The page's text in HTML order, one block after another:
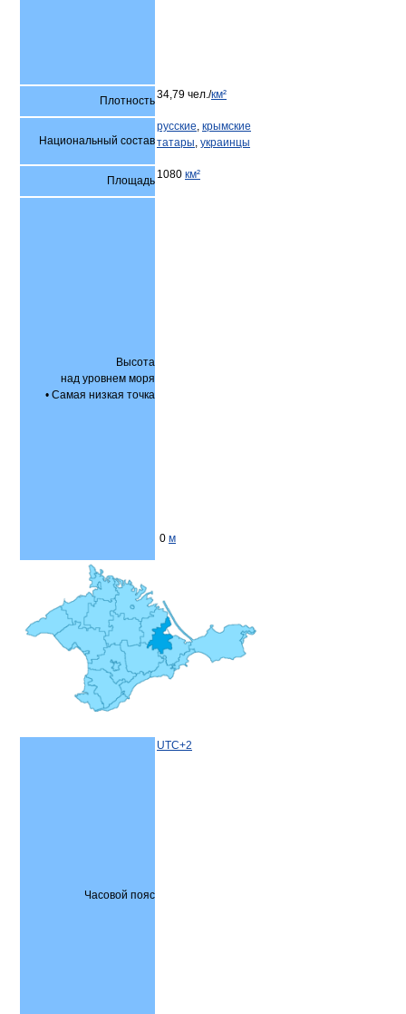
Плотность34,79 чел./км²
Национальный состав
русские, крымские
татары, украинцы
Площадь 1080 км²
Высота
над уровнем моря
• Самая низкая точка
0 м
Часовой пояс
UTC+2